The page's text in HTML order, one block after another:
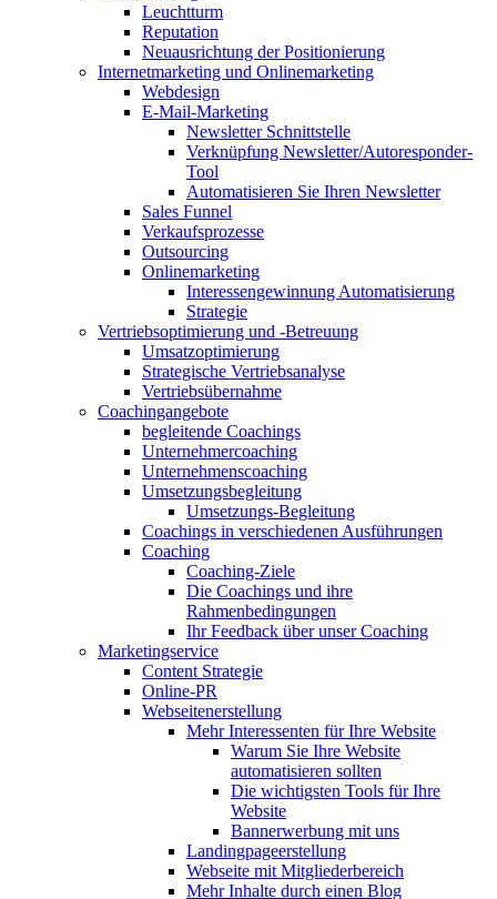
Leuchtturm
Reputation
Neuausrichtung der Positionierung
Internetmarketing und Onlinemarketing
Webdesign
E-Mail-Marketing
Newsletter Schnittstelle
Verknüpfung Newsletter/Autoresponder-
Tool
Automatisieren Sie Ihren Newsletter
Sales Funnel
Verkaufsprozesse
Outsourcing
Onlinemarketing
Interessengewinnung Automatisierung
Strategie
Vertriebsoptimierung und -Betreuung
Umsatzoptimierung
Strategische Vertriebsanalyse
Vertriebsübernahme
Coachingangebote
begleitende Coachings
Unternehmercoaching
Unternehmenscoaching
Umsetzungsbegleitung
Umsetzungs-Begleitung
Coachings in verschiedenen Ausführungen
Coaching
Coaching-Ziele
Die Coachings und ihre
Rahmenbedingungen
Ihr Feedback über unser Coaching
Marketingservice
Content Strategie
Online-PR
Webseitenerstellung
Mehr Interessenten für Ihre Website
Warum Sie Ihre Website
automatisieren sollten
Die wichtigsten Tools für Ihre
Website
Bannerwerbung mit uns
Landingpageerstellung
Webseite mit Mitgliederbereich
Mehr Inhalte durch einen Blog